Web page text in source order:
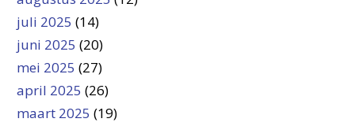
juli 2025 (14)
juni 2025 (20)
mei 2025 (27)
april 2025 (26)
maart 2025 (19)